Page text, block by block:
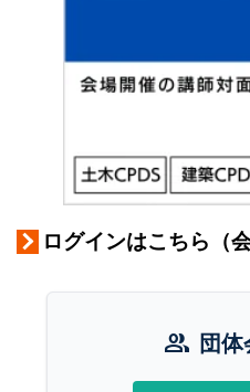
ログインはこちら（
group 団